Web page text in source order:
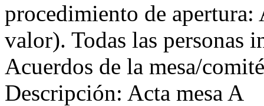
procedimiento de
valor). Todas las personas
Acuerdos de la mesa/comité
Descripción: Acta mesa A